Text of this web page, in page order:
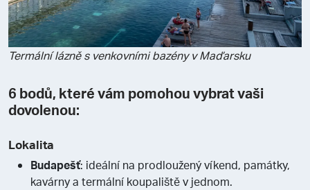
Termální lázně s venkovními bazény v Maďarsku
6 bodů, které vám pomohou vybrat vaši
dovolenou:
Lokalita
Budapešť: ideální na prodloužený víkend, památky,
kavárny a termální koupaliště v jednom.